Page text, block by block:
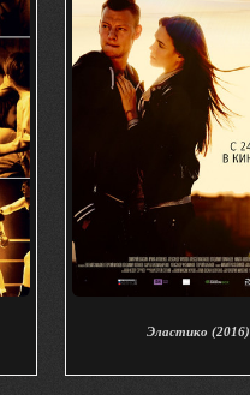
Эластико (2016)